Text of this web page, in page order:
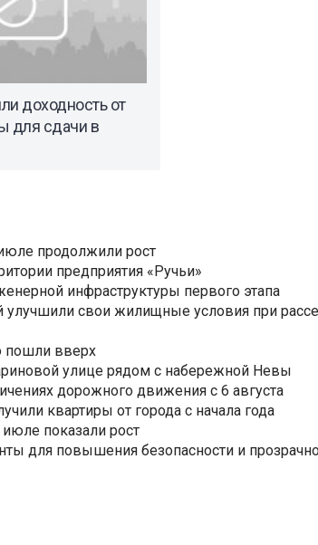
доходность от
для сдачи в
продолжили рост
предприятия «Ручьи»
инфраструктуры первого этапа
улучшили свои жилищные условия при
пошли вверх
улице рядом с набережной Невы
дорожного движения с 6 августа
квартиры от города с начала года
показали рост
для повышения безопасности и